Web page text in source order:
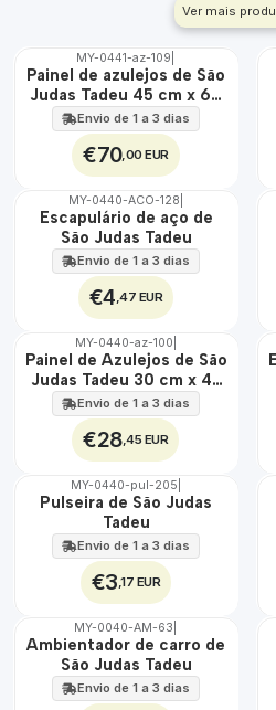
Ver mais
🇵🇹
100%
EXT.
MY-0441-az-109
Painel de azulejos de São
Judas Tadeu 45 cm x 60
cm
Envio de 1 a 3 dias
€70,00 EUR
🇵🇹
100%
ÁGUA
MY-0440-ACO-128
Escapulário de aço de
São Judas Tadeu
Envio de 1 a 3 dias
€4 ,47 EUR
🇵🇹
100%
EXT.
MY-0440-az-100
Painel de Azulejos de São
Judas Tadeu 30 cm x 45
cm
Envio de 1 a 3 dias
€28,45 EUR
🇵🇹
MY-0440-pul-205
Pulseira de São Judas
Tadeu
Envio de 1 a 3 dias
€3 ,17 EUR
🇵🇹
100%
MY-0040-AM-63
Ambientador de carro de
São Judas Tadeu
Envio de 1 a 3 dias